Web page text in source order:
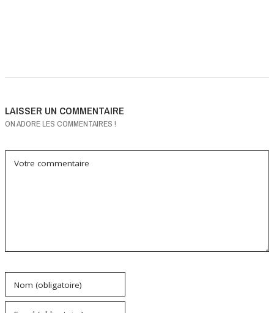
LAISSER UN COMMENTAIRE
ON ADORE LES COMMENTAIRES !
Votre commentaire
Nom (obligatoire)